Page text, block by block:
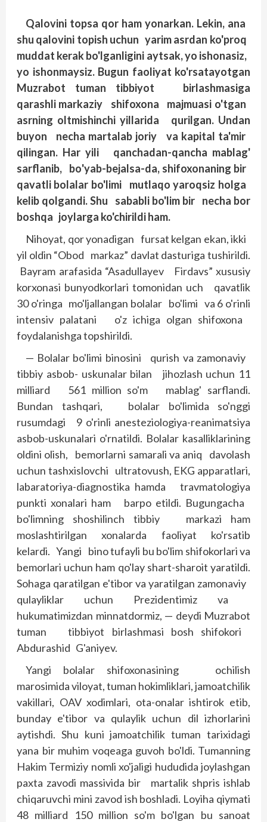
Qalovini topsa qor ham yonarkan. Lekin, ana
shu qalovini topish uchun yarim asrdan ko'proq
muddat kerak bo'lganligini aytsak, yo ishonasiz,
yo ishonmaysiz. Bugun faoliyat ko'rsatayotgan
Muzrabot tuman tibbiyot birlashmasiga
qarashli markaziy shifoxona majmuasi o'tgan
asrning oltmishinchi yillarida qurilgan. Undan
buyon necha martalab joriy va kapital ta'mir
qilingan. Har yili qanchadan-qancha mablag'
sarflanib, bo'yab-bejalsa-da, shifoxonaning bir
qavatli bolalar bo'limi mutlaqo yaroqsiz holga
kelib qolgandi. Shu sababli bo'lim bir necha bor
boshqa joylarga ko'chirildi ham.
Nihoyat, qor yonadigan fursat kelgan ekan, ikki
yil oldin “Obod markaz” davlat dasturiga tushirildi.
Bayram arafasida “Asadullayev Firdavs” xususiy
korxonasi bunyodkorlari tomonidan uch qavatlik
30 o'ringa mo'ljallangan bolalar bo'limi va 6 o'rinli
intensiv palatani o'z ichiga olgan shifoxona
foydalanishga topshirildi.
— Bolalar bo'limi binosini qurish va zamonaviy
tibbiy asbob- uskunalar bilan jihozlash uchun 11
milliard 561 million so'm mablag' sarflandi.
Bundan tashqari, bolalar bo'limida so'nggi
rusumdagi 9 o'rinli anesteziologiya-reanimatsiya
asbob-uskunalari o'rnatildi. Bolalar kasalliklarining
oldini olish, bemorlarni samarali va aniq davolash
uchun tashxislovchi ultratovush, EKG apparatlari,
labaratoriya-diag­nostika hamda travmatologiya
punkti xonalari ham barpo etildi. Bugungacha
bo'limning shoshilinch tibbiy markazi ham
moslashtirilgan xonalarda faoliyat ko'rsatib
kelardi. Yangi bino tufayli bu bo'lim shifokorlari va
bemorlari uchun ham qo'lay shart-sharoit yaratildi.
Sohaga qaratilgan e'tibor va yaratilgan zamonaviy
qulayliklar uchun Prezidentimiz va
hukumatimizdan minnatdormiz, — deydi Muzrabot
tuman tibbiyot birlashmasi bosh shifokori
Abdurashid G'aniyev.
Yangi bolalar shifoxonasining ochilish
marosimida viloyat, tuman hokimliklari, jamoatchilik
vakillari, OAV xodimlari, ota-onalar ishtirok etib,
bunday e'tibor va qulaylik uchun dil izhorlarini
aytishdi. Shu kuni jamoatchilik tuman tarixidagi
yana bir muhim vo­qeaga guvoh bo'ldi. Tumanning
Hakim Termiziy nomli xo'jaligi hududida joylashgan
paxta zavodi massivida bir martalik shpris ishlab
chiqaruvchi mini zavod ish bosh­ladi. Loyiha qiymati
48 milliard 150 million so'm bo'lgan bu sanoat